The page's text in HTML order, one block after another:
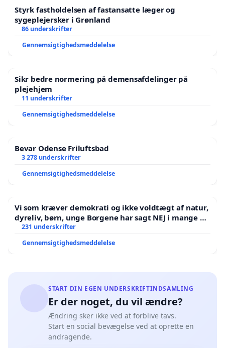
Styrk fastholdelsen af fastansatte læger og
sygeplejersker i Grønland
86 underskrifter
Gennemsigtighedsmeddelelse
Sikr bedre normering på demensafdelinger på
plejehjem
11 underskrifter
Gennemsigtighedsmeddelelse
Bevar Odense Friluftsbad
3 278 underskrifter
Gennemsigtighedsmeddelelse
Vi som kræver demokrati og ikke voldtægt af natur,
dyreliv, børn, unge Borgene har sagt NEJ i mange år.
Der er
231 underskrifter
Gennemsigtighedsmeddelelse
START DIN EGEN UNDERSKRIFTINDSAMLING
Er der noget, du vil ændre?
Ændring sker ikke ved at forblive tavs.
Start en social bevægelse ved at oprette en
andragende.